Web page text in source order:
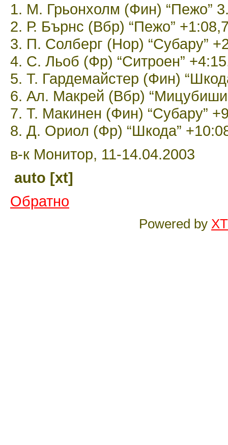
1. М. Грьонхолм (Фин) “Пежо”
2. Р. Бърнс (Вбр) “Пежо”
3. П. Солберг (Нор) “Субару”
4. С. Льоб (Фр) “Ситроен”
5. Т. Гардемайстер (Фин)
6. Ал. Макрей (Вбр)
7. Т. Макинен (Фин) “Субару”
8. Д. Ориол (Фр) “Шкода”
в-к Монитор, 11-14.04.2003
auto [xt]
Обратно
Powered by